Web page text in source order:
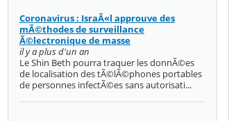
Coronavirus : IsraÃ«l approuve des
mÃ©thodes de surveillance
Ã©lectronique de masse
il y a plus d'un an
Le Shin Beth pourra traquer les donnÃ©es
de localisation des tÃ©lÃ©phones portables
de personnes infectÃ©es sans autorisati...